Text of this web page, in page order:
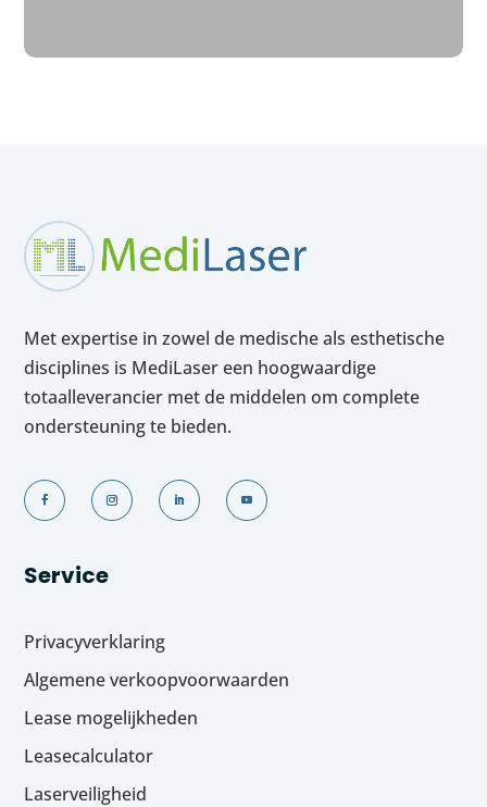
Met expertise in zowel de medische als esthetische
disciplines is MediLaser een hoogwaardige
totaalleverancier met de middelen om complete
ondersteuning te bieden.
Service
Privacyverklaring
Algemene verkoopvoorwaarden
Lease mogelijkheden
Leasecalculator
Laserveiligheid